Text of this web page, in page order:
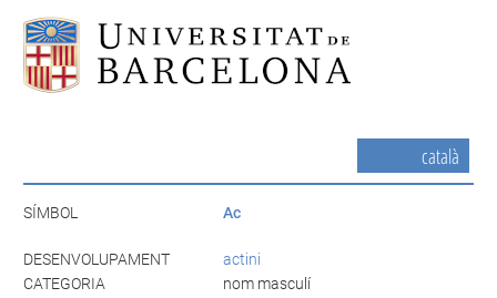
català
SÍMBOL Ac
DESENVOLUPAMENT
actini
CATEGORIA
nom masculí